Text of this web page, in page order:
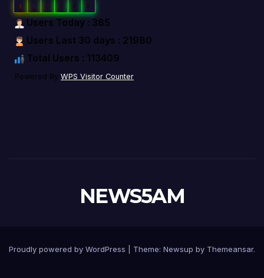
1 1 3 4 0 9
Users Today : 385
Users Last 30 days : 21980
Total Users : 113409
Powered By WPS Visitor Counter
NEWS5AM
Proudly powered by WordPress Theme: Newsup by Themeansar.